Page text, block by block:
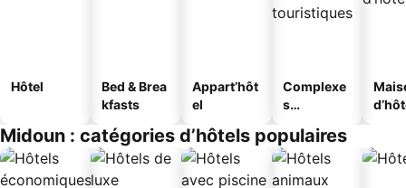
Hôtel
Bed & Brea
kfasts
Appart’hôt
el
Complexe
s
s
Midoun : catégories d’hôtels populaires